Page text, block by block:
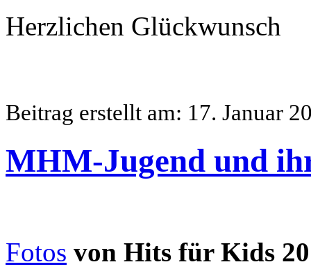
Herzlichen Glückwunsch
Beitrag erstellt am: 17. Januar
MHM-Jugend und
Fotos von Hits für Kids